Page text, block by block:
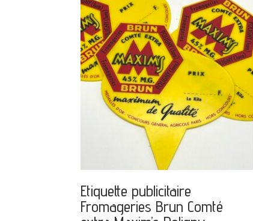
Etiquette publicitaire
Fromageries Brun Comté